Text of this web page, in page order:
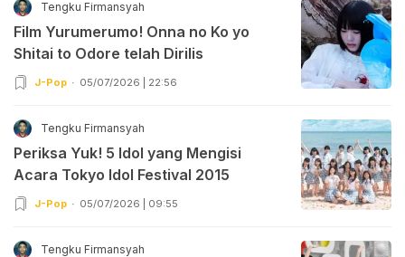
Tengku Firmansyah
Film Yurumerumo! Onna no Ko yo
Shitai to Odore telah Dirilis
J-Pop 05/07/2026 | 22:56
Tengku Firmansyah
Periksa Yuk! 5 Idol yang Mengisi
Acara Tokyo Idol Festival 2015
J-Pop 05/07/2026 | 09:55
Tengku Firmansyah